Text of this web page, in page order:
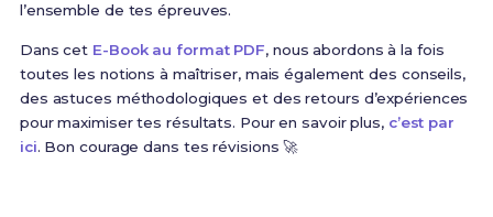
l’ensemble de tes épreuves.
Dans cet E-Book au format PDF, nous abordons à la fois
toutes les notions à maîtriser, mais également des conseils,
des astuces méthodologiques et des retours d’expériences
pour maximiser tes résultats. Pour en savoir plus, c’est par
ici. Bon courage dans tes révisions 🚀